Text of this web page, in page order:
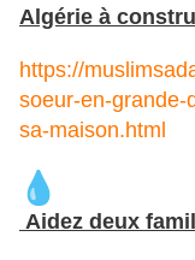
Algérie à
https://
soeur-en-grande-
sa-maison.html
Aidez deux